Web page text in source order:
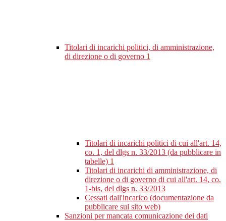
Titolari di incarichi politici, di amministrazione,
di direzione o di governo 1
Titolari di incarichi politici di cui all'art. 14,
co. 1, del dlgs n. 33/2013 (da pubblicare in
tabelle) 1
Titolari di incarichi di amministrazione, di
direzione o di governo di cui all'art. 14, co.
1-bis, del dlgs n. 33/2013
Cessati dall'incarico (documentazione da
pubblicare sul sito web)
Sanzioni per mancata comunicazione dei dati